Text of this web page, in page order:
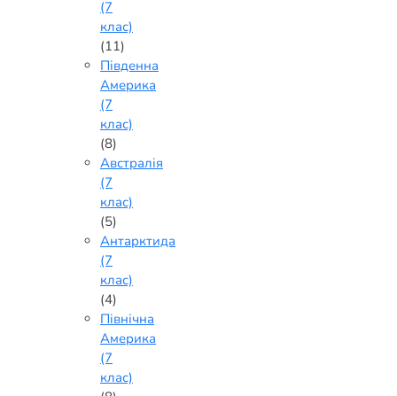
(7
клас)
(11)
Південна
Америка
(7
клас)
(8)
Австралія
(7
клас)
(5)
Антарктида
(7
клас)
(4)
Північна
Америка
(7
клас)